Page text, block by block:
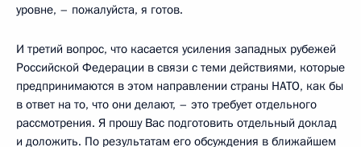
уровне, – пожалуйста, я готов.
И третий вопрос, что касается усиления западных рубежей
Российской Федерации в связи с теми действиями, которые
предпринимаются в этом направлении страны НАТО, как бы
в ответ на то, что они делают, – это требует отдельного
рассмотрения. Я прошу Вас подготовить отдельный доклад
и доложить. По результатам его обсуждения в ближайшем